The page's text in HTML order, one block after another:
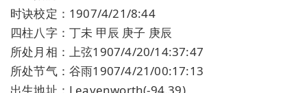
时诀校定：1907/4/21/8:44
四柱八字：丁未 甲辰 庚子 庚辰
所处月相：上弦1907/4/20/14:37:47
所处节气：谷雨1907/4/21/00:17:13
出生地址：Leavenworth(-94,39)